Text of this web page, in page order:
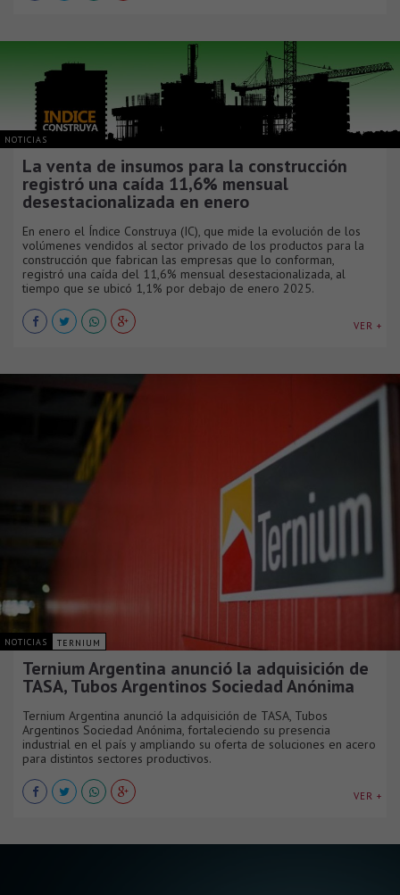
NOTICIAS
La venta de insumos para la construcción
registró una caída 11,6% mensual
desestacionalizada en enero
En enero el Índice Construya (IC), que mide la evolución de los
volúmenes vendidos al sector privado de los productos para la
construcción que fabrican las empresas que lo conforman,
registró una caída del 11,6% mensual desestacionalizada, al
tiempo que se ubicó 1,1% por debajo de enero 2025.
VER +
NOTICIAS TERNIUM
Ternium Argentina anunció la adquisición de
TASA, Tubos Argentinos Sociedad Anónima
Ternium Argentina anunció la adquisición de TASA, Tubos
Argentinos Sociedad Anónima, fortaleciendo su presencia
industrial en el país y ampliando su oferta de soluciones en acero
para distintos sectores productivos.
VER +